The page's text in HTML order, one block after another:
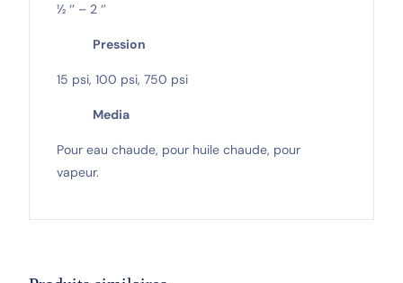
½ ‘’ – 2 ‘’
Pression
15 psi, 100 psi, 750 psi
Media
Pour eau chaude, pour huile chaude, pour
vapeur.